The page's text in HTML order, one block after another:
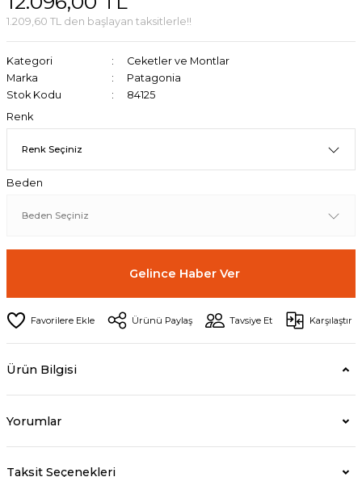
1.209,60 TL den başlayan taksitlerle!!
Kategori
Ceketler ve Montlar
Marka
Patagonia
Stok Kodu
84125
Renk
Beden
Gelince Haber Ver
Ürünü Paylaş Tavsiye Et Karşılaştır
Ürün Bilgisi
Yorumlar
Taksit Seçenekleri